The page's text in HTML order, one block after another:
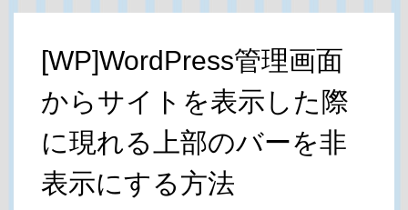
[WP]WordPress管理画面
からサイトを表示した際
に現れる上部のバーを非
表示にする方法